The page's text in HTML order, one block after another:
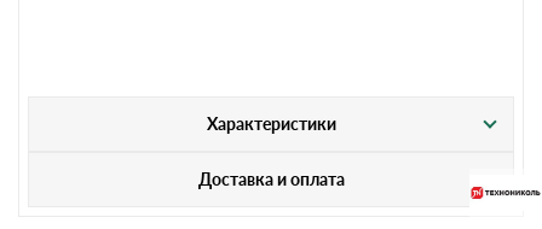
Характеристики
Доставка и оплата